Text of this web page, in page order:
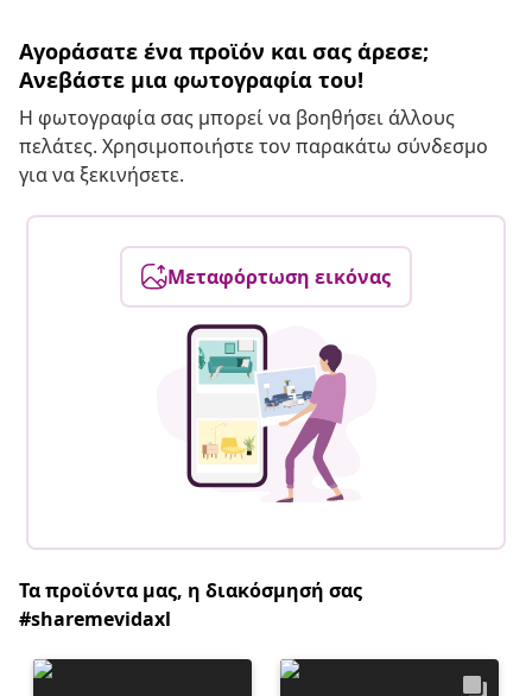
Αγοράσατε ένα προϊόν και σας άρεσε;
Ανεβάστε μια φωτογραφία του!
Η φωτογραφία σας μπορεί να βοηθήσει άλλους
πελάτες. Χρησιμοποιήστε τον παρακάτω σύνδεσμο
για να ξεκινήσετε.
Μεταφόρτωση εικόνας
Τα προϊόντα μας, η διακόσμησή σας
#sharemevidaxl